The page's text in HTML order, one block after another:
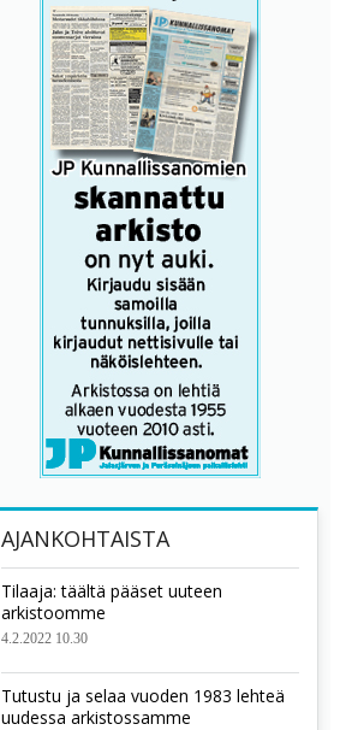
AJANKOHTAISTA
Tilaaja: täältä pääset uuteen
arkistoomme
4.2.2022 10.30
Tutustu ja selaa vuoden 1983 lehteä
uudessa arkistossamme